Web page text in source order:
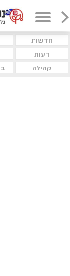
חדשות
דעות
קהילה